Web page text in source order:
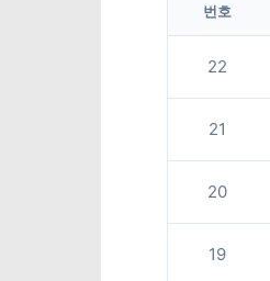
번호
22
21
20
19